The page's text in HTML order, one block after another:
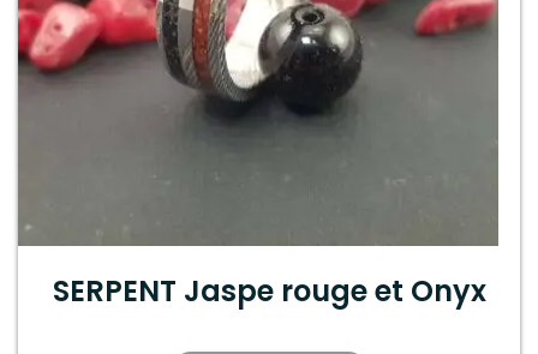
SERPENT Jaspe rouge et Onyx